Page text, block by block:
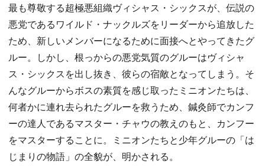
最も尊敬する超極悪組織ヴィシャス・シックスが、伝説の
悪党であるワイルド・ナックルズをリーダーから追放した
ため、新しいメンバーになるために面接へとやってきたグ
ルー。しかし、根っからの悪党気質のグルーはヴィシャ
ス・シックスを出し抜き、彼らの宿敵となってしまう。そ
んなグルーからボスの素質を感じ取ったミニオンたちは、
何者かに連れ去られたグルーを救うため、鍼灸師でカンフ
ーの達人であるマスター・チャウの教えのもと、カンフー
をマスターすることに。ミニオンたちと少年グルーの「は
じまりの物語」の全貌が、明かされる。